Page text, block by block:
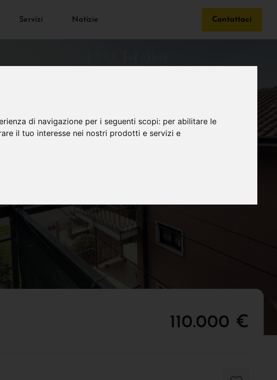
di navigazione per i seguenti scopi: per abilitare le
il tuo interesse nei nostri prodotti e servizi e
Servizi Notizie Contattaci
110.000 €